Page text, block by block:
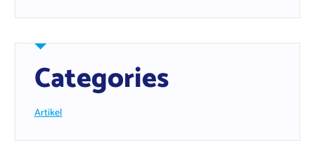
Categories
Artikel